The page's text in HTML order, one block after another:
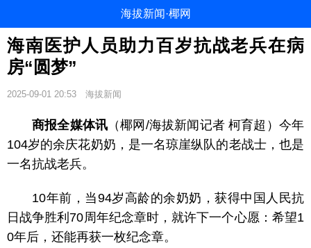
海拔新闻·椰网
海南医护人员助力百岁抗战老兵在病
房“圆梦”
2025-09-01 20:53 海拔新闻
商报全媒体讯 （椰网/海拔新闻记者 柯育超）今年
104岁的余庆花奶奶，是一名琼崖纵队的老战士，也是
一名抗战老兵。
10年前，当94岁高龄的余奶奶，获得中国人民抗
日战争胜利70周年纪念章时，就许下一个心愿：希望1
0年后，还能再获一枚纪念章。